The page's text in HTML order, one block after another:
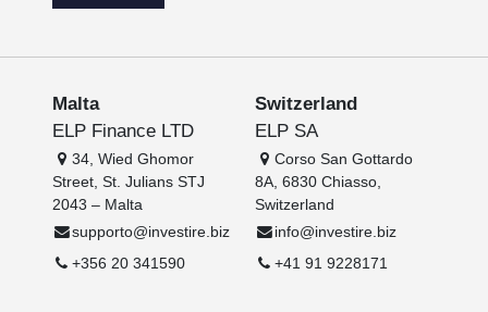
Malta
ELP Finance LTD
34, Wied Ghomor
Street, St. Julians STJ
2043 – Malta
supporto@investire.biz
+356 20 341590
Switzerland
ELP SA
Corso San Gottardo
8A, 6830 Chiasso,
Switzerland
info@investire.biz
+41 91 9228171